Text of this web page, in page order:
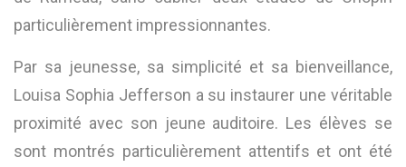
particulièrement impressionnantes.
Par sa jeunesse, sa simplicité et sa bienveillance,
Louisa Sophia Jefferson a su instaurer une véritable
proximité avec son jeune auditoire. Les élèves se
sont montrés particulièrement attentifs et ont été